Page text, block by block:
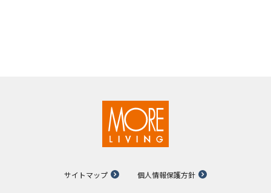
サイトマップ 個人情報保護方針